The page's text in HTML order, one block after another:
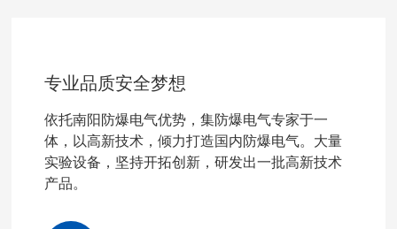
专业品质安全梦想
依托南阳防爆电气优势，集防爆电气专家于一
体，以高新技术，倾力打造国内防爆电气。大量
实验设备，坚持开拓创新，研发出一批高新技术
产品。